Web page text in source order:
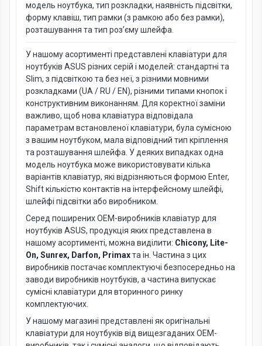
модель ноутбука, тип розкладки, наявність підсвітки,
форму клавіш, тип рамки (з рамкою або без рамки),
розташування та тип роз’єму шлейфа.
У нашому асортименті представлені клавіатури для
ноутбуків ASUS різних серій і моделей: стандартні та
Slim, з підсвіткою та без неї, з різними мовними
розкладками (UA / RU / EN), різними типами кнопок і
конструктивним виконанням. Для коректної заміни
важливо, щоб нова клавіатура відповідала
параметрам встановленої клавіатури, була сумісною
з вашим ноутбуком, мала відповідний тип кріплення
та розташування шлейфа. У деяких випадках одна
модель ноутбука може використовувати кілька
варіантів клавіатур, які відрізняються формою Enter,
Shift кількістю контактів на інтерфейсному шлейфі,
шлейфі підсвітки або виробником.
Серед поширених OEM-виробників клавіатур для
ноутбуків ASUS, продукція яких представлена в
нашому асортименті, можна виділити: Chicony, Lite-
On, Sunrex, Darfon, Primaxта ін. Частина з цих
виробників постачає комплектуючі безпосередньо на
заводи виробників ноутбуків, а частина випускає
сумісні клавіатури для вторинного ринку
комплектуючих.
У нашому магазині представлені як оригінальні
клавіатури для ноутбуків від вищезгаданих OEM-